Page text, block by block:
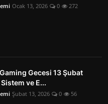
Ocak 13, 2026 0 272
Gecesi 13 Şubat
ve E...
Şubat 13, 2026 0 56